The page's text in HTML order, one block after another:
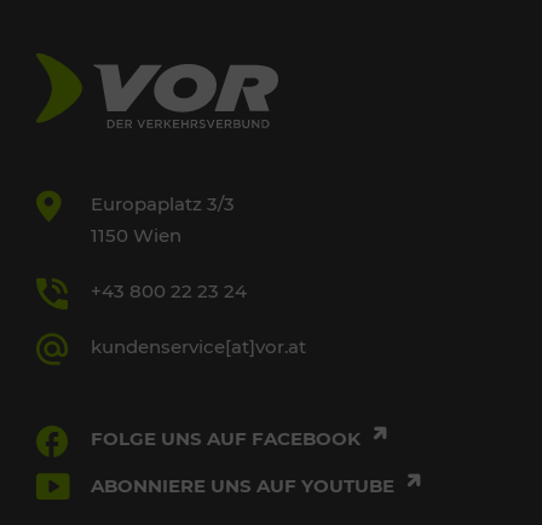
Europaplatz 3/3
1150 Wien
+43 800 22 23 24
kundenservice[at]vor.at
FOLGE UNS AUF FACEBOOK
ABONNIERE UNS AUF YOUTUBE